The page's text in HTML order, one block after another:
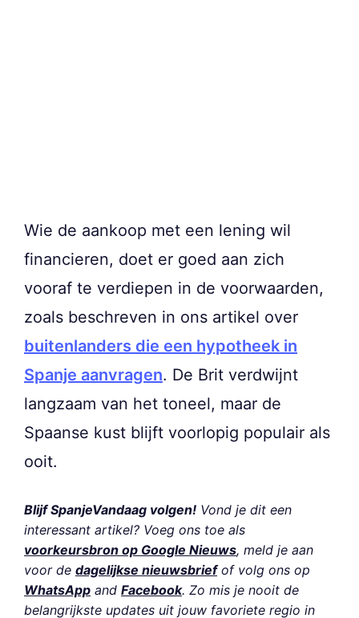
Wie de aankoop met een lening wil
financieren, doet er goed aan zich
vooraf te verdiepen in de voorwaarden,
zoals beschreven in ons artikel over
buitenlanders die een hypotheek in
Spanje aanvragen. De Brit verdwijnt
langzaam van het toneel, maar de
Spaanse kust blijft voorlopig populair als
ooit.
Blijf SpanjeVandaag volgen! Vond je dit een
interessant artikel? Voeg ons toe als
voorkeursbron op Google Nieuws, meld je aan
voor de dagelijkse nieuwsbriefof volg ons op
WhatsApp and Facebook. Zo mis je nooit de
belangrijkste updates uit jouw favoriete regio in